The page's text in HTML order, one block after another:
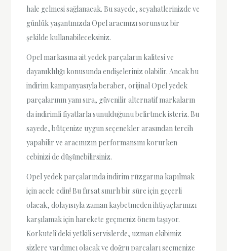
hale gelmesi sağlanacak. Bu sayede, seyahatlerinizde ve
günlük yaşantınızda Opel aracınızı sorunsuz bir
şekilde kullanabileceksiniz.
Opel markasına ait yedek parçaların kalitesi ve
dayanıklılığı konusunda endişeleriniz olabilir. Ancak bu
indirim kampanyasıyla beraber, orijinal Opel yedek
parçalarının yanı sıra, güvenilir alternatif markaların
da indirimli fiyatlarla sunulduğunu belirtmek isteriz. Bu
sayede, bütçenize uygun seçenekler arasından tercih
yapabilir ve aracınızın performansını korurken
cebinizi de düşünebilirsiniz.
Opel yedek parçalarında indirim rüzgarına kapılmak
için acele edin! Bu fırsat sınırlı bir süre için geçerli
olacak, dolayısıyla zaman kaybetmeden ihtiyaçlarınızı
karşılamak için harekete geçmeniz önem taşıyor.
Korkuteli'deki yetkili servislerde, uzman ekibimiz
sizlere yardımcı olacak ve doğru parçaları seçmenize